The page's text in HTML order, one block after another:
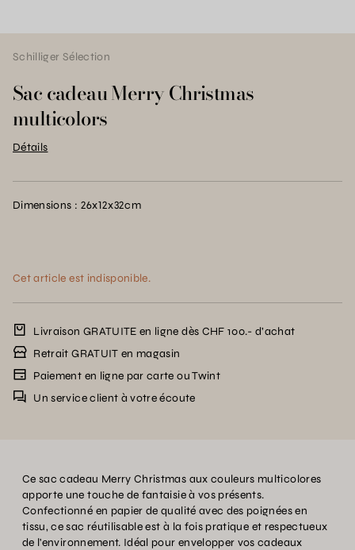
Schilliger Sélection
Sac cadeau Merry Christmas
multicolors
Détails
Dimensions : 26x12x32cm
Cet article est indisponible.
Livraison GRATUITE en ligne dès CHF 100.- d’achat
Retrait GRATUIT en magasin
Paiement en ligne par carte ou Twint
Un service client à votre écoute
Ce sac cadeau Merry Christmas aux couleurs multicolores
apporte une touche de fantaisie à vos présents.
Confectionné en papier de qualité avec des poignées en
tissu, ce sac réutilisable est à la fois pratique et respectueux
de l'environnement. Idéal pour envelopper vos cadeaux